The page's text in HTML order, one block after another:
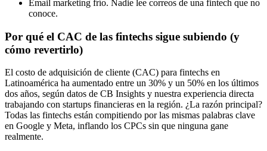
Email marketing frío. Nadie lee correos de una fintech que no
conoce.
Por qué el CAC de las fintechs sigue subiendo (y
cómo revertirlo)
El costo de adquisición de cliente (CAC) para fintechs en
Latinoamérica ha aumentado entre un 30% y un 50% en los últimos
dos años, según datos de CB Insights y nuestra experiencia directa
trabajando con startups financieras en la región. ¿La razón principal?
Todas las fintechs están compitiendo por las mismas palabras clave
en Google y Meta, inflando los CPCs sin que ninguna gane
realmente.